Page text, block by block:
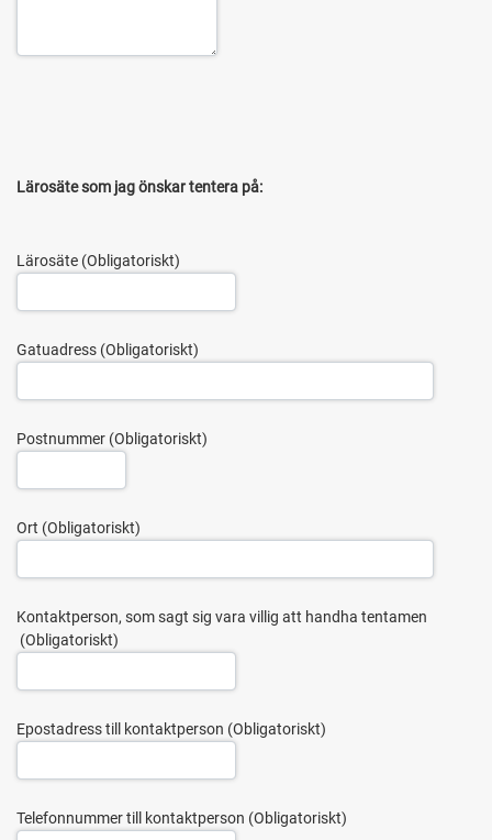
Lärosäte som jag önskar tentera på:
Lärosäte
Gatuadress
Postnummer
Ort
Kontaktperson, som sagt sig vara villig att handha tentamen
Epostadress till kontaktperson
Telefonnummer till kontaktperson